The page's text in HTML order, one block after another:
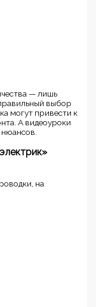
— лишь
выбор
могут привести к
А видеоуроки
на